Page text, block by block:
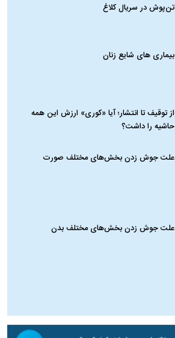
تن‌پوش در سریال کلاغ
بیماری‌ های شایع زنان
از توقیف تا انتشار؛ آیا «کوری» ارزش این همه
حاشیه را داشت؟
علت جوش زدن بخش‌های مختلف صورت
علت جوش زدن بخش‌های مختلف بدن